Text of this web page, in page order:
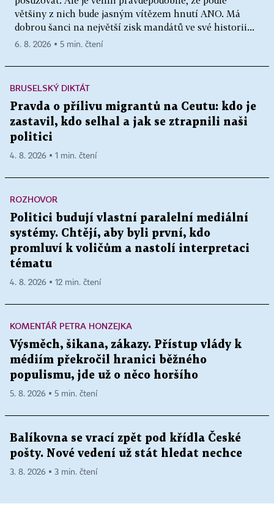
většiny z nich bude jasným vítězem hnutí ANO. Má
dobrou šanci na největší zisk mandátů ve své historii...
6. 8. 2026 ▪ 5 min. čtení
BRUSELSKÝ DIKTÁT
Pravda o přílivu migrantů na Ceutu: kdo je
zastavil, kdo selhal a jak se ztrapnili naši
politici
4. 8. 2026 ▪ 1 min. čtení
ROZHOVOR
Politici budují vlastní paralelní mediální
systémy. Chtějí, aby byli první, kdo
promluví k voličům a nastolí interpretaci
tématu
4. 8. 2026 ▪ 12 min. čtení
KOMENTÁŘ PETRA HONZEJKA
Výsměch, šikana, zákazy. Přístup vlády k
médiím překročil hranici běžného
populismu, jde už o něco horšího
5. 8. 2026 ▪ 5 min. čtení
Balíkovna se vrací zpět pod křídla České
pošty. Nové vedení už stát hledat nechce
3. 8. 2026 ▪ 3 min. čtení